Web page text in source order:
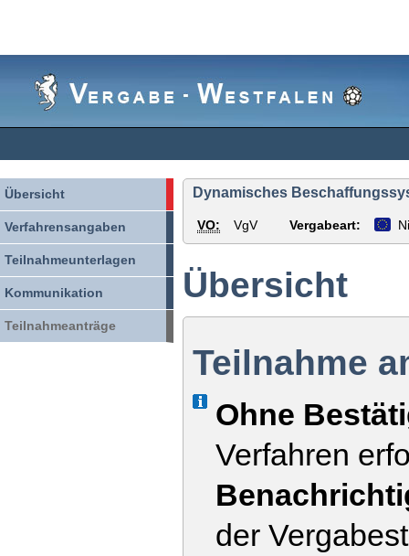
Übersicht
Verfahrensangaben
Teilnahmeunterlagen
Kommunikation
Teilnahmeanträge
Dynamisches
VO: VgV Vergabeart:
Übersicht
Teilnahme
Info
Ohne
Verfahren
der